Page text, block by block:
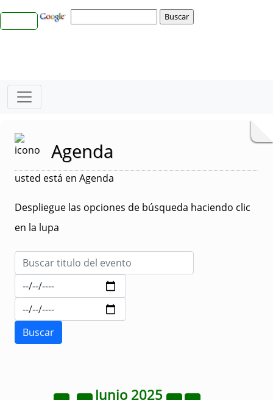
Agenda
usted está en Agenda
Despliegue las opciones de búsqueda haciendo clic
en la lupa
Junio 2025